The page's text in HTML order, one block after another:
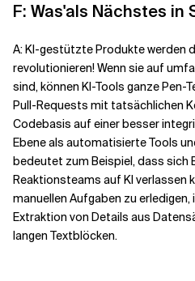
F: Was'als Nächstes in
A: KI-gestützte Produkte werden
revolutionieren! Wenn sie auf
sind, können KI-Tools ganze
Pull-Requests mit tatsächlichen
Codebasis auf einer besser
Ebene als automatisierte Tools
bedeutet zum Beispiel, dass sich
Reaktionsteams auf KI verlassen
manuellen Aufgaben zu
Extraktion von Details aus
langen Textblöcken.